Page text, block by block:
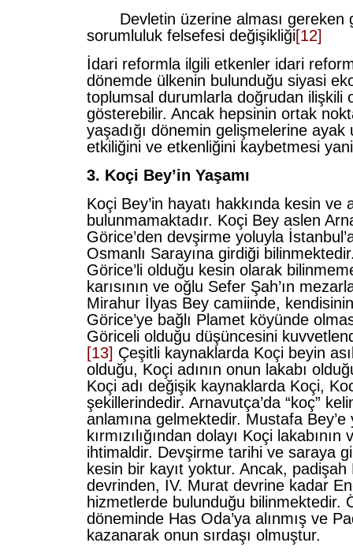
Devletin üzerine alması gereken
sorumluluk felsefesi değişikliği[12]
İdari reformla ilgili etkenler idari
dönemde ülkenin bulunduğu siyasi
toplumsal durumlarla doğrudan ilişkili
gösterebilir. Ancak hepsinin ortak
yaşadığı dönemin gelişmelerine ayak
etkiliğini ve etkenliğini kaybetmesi
3. Koçi Bey’in Yaşamı
Koçi Bey’in hayatı hakkında kesin ve
bulunmamaktadır. Koçi Bey aslen
Görice’den devşirme yoluyla
Osmanlı Sarayına girdiği
Görice’li olduğu kesin olarak
karısının ve oğlu Sefer Şah’ın
Mirahur İlyas Bey camiinde,
Görice’ye bağlı Plamet köyünde
Göriceli olduğu düşüncesini
[13] Çeşitli kaynaklarda Koçi beyin
olduğu, Koçi adının onun lakabı
Koçi adı değişik kaynaklarda Koçi,
şekillerindedir. Arnavutça’da “koç”
anlamına gelmektedir. Mustafa Bey’e
kırmızılığından dolayı Koçi
ihtimaldir. Devşirme tarihi ve saraya
kesin bir kayıt yoktur. Ancak, padişah
devrinden, IV. Murat devrine kadar
hizmetlerde bulunduğu bilinmektedir.
döneminde Has Oda’ya alınmış ve
kazanarak onun sırdaşı olmuştur.